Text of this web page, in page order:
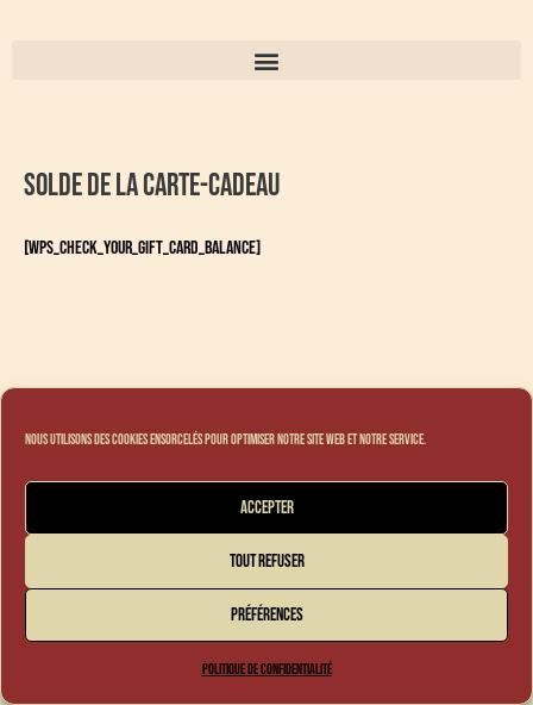
Nous utilisons des cookies ensorcelés pour optimiser notre site web et notre service.
Accepter
Tout refuser
Préférences
Politique de confidentialité
Solde de la carte-cadeau
[wps_check_your_gift_card_balance]